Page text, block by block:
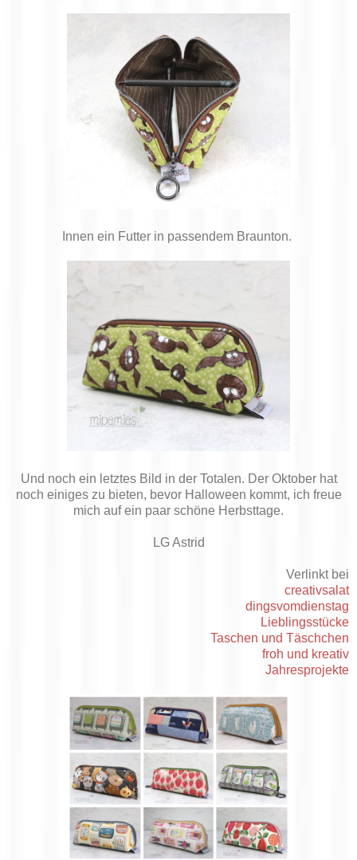
Innen ein Futter in passendem Braunton.
Und noch ein letztes Bild in der Totalen. Der Oktober hat
noch einiges zu bieten, bevor Halloween kommt, ich freue
mich auf ein paar schöne Herbsttage.
LG Astrid
Verlinkt bei
creativsalat
dingsvomdienstag
Lieblingsstücke
Taschen und Täschchen
froh und kreativ
Jahresprojekte